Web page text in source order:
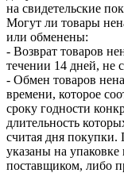
на свидетельские
Могут ли товары
или обменены:
- Возврат товаров
течении 14 дней, не
- Обмен товаров
времени, которое
сроку годности
длительность
считая дня покупки.
указаны на
поставщиком, либо